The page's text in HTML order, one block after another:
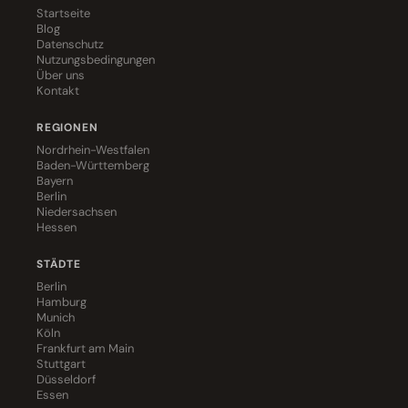
Startseite
Blog
Datenschutz
Nutzungsbedingungen
Über uns
Kontakt
REGIONEN
Nordrhein-Westfalen
Baden-Württemberg
Bayern
Berlin
Niedersachsen
Hessen
STÄDTE
Berlin
Hamburg
Munich
Köln
Frankfurt am Main
Stuttgart
Düsseldorf
Essen